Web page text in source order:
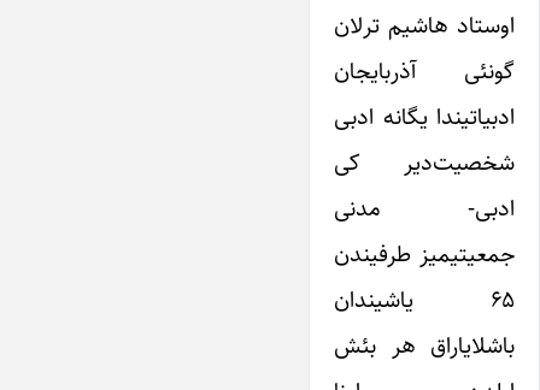
اوستاد هاشیم ترلان
گونئی آذربایجان
ادبیاتیندا یگانه ادبی
شخصیت‌دیر کی
ادبی- مدنی
جمعیتیمیز طرفیندن
۶۵ یاشیندان
باشلایاراق هر بئش